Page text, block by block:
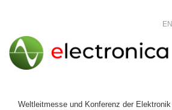
Weltleitmesse und Konferenz der Elektronik
EN